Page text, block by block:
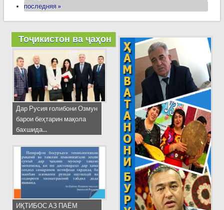
последняя »
Тоҷикистон ва ҷаҳон
Дар Русия ғолибони Озмун
барои беҳтарин мақола
бахшида...
ИҚТИБОС АЗ ПАЁМ